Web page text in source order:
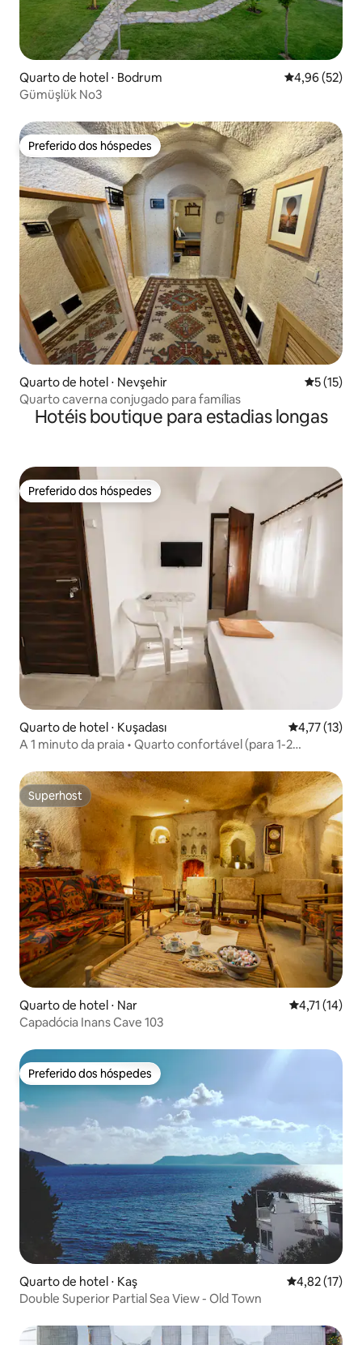
Quarto de hotel ⋅ Bodrum 4,96 de uma
4,96 (52)
Gümüşlük No3
Preferido dos hóspedes
Preferido dos hóspedes
Quarto de hotel ⋅ Nevşehir 5 de uma
5 (15)
Quarto caverna conjugado para famílias
Hotéis boutique para estadias longas
Preferido dos hóspedes
Preferido dos hóspedes
Quarto de hotel ⋅ Kuşadası 4,77 de uma
4,77 (13)
A 1 minuto da praia • Quarto confortável (para 1-2
Superhost
Superhost
Quarto de hotel ⋅ Nar 4,71 de uma
4,71 (14)
Capadócia Inans Cave 103
Preferido dos hóspedes
Preferido dos hóspedes
Quarto de hotel ⋅ Kaş 4,82 de uma
4,82 (17)
Double Superior Partial Sea View - Old Town